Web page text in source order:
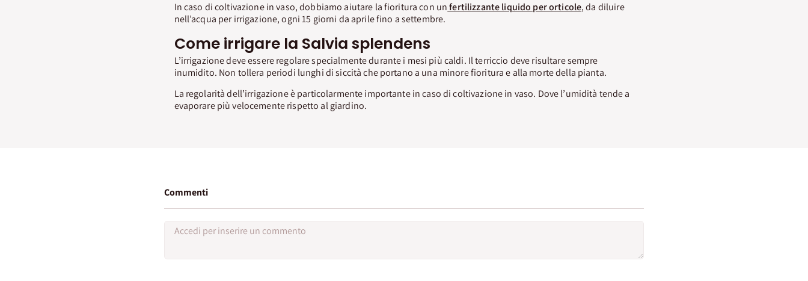
In caso di coltivazione in vaso, dobbiamo aiutare la fioritura con unfertilizzante liquido per orticole, da diluire
nell’acqua per irrigazione, ogni 15 giorni da aprile fino a settembre.
Come irrigare la Salvia splendens
L’irrigazione deve essere regolare specialmente durante i mesi più caldi. Il terriccio deve risultare sempre
inumidito. Non tollera periodi lunghi di siccità che portano a una minore fioritura e alla morte della pianta.
La regolarità dell’irrigazione è particolarmente importante in caso di coltivazione in vaso. Dove l’umidità tende a
evaporare più velocemente rispetto al giardino.
Commenti